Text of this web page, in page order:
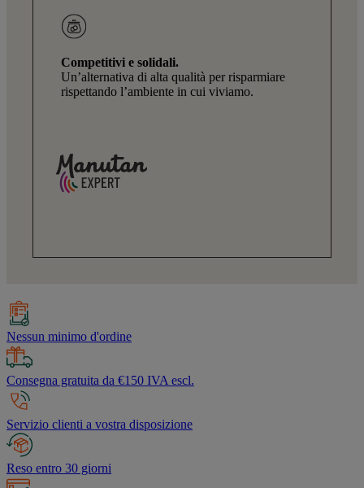
Competitivi e solidali.
Un’alternativa di alta qualità per risparmiare
rispettando l’ambiente in cui viviamo.
Nessun minimo d'ordine
Consegna gratuita da €150 IVA escl.
Servizio clienti a vostra disposizione
Reso entro 30 giorni